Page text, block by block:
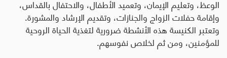
الوعظ، وتعليم الإيمان، وتعميد الأطفال، والاحتفال بالقداس،
وإقامة حفلات الزواج والجنازات، وتقديم الإرشاد والمشورة.
وتعتبر الكنيسة هذه الأنشطة ضرورية لتغذية الحياة الروحية
للمؤمنين، ومن ثم لخلاص نفوسهم.